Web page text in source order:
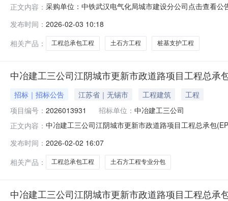
正文内容： 采购单位：中铁武汉电气化局城市建设分公司点击查看
发布时间： 2026-02-03 10:18
相关产品：
工程总承包工程 土石方工程 桩基支护工程
中冶建工三公司江阴城市更新市政道路项目工程总承
招标｜招标公告 江苏省｜无锡市 工程建筑
工程
项目编号： 2026013931 招标单位： 中冶建工三公司
正文内容： 中冶建工三公司江阴城市更新市政道路项目工程总承包
内容详见招标文件。二、取得招标文件本次招标B（A/B
发布时间： 2026-02-02 16:07
相关产品：
工程总承包工程 土石方工程专业分包
中冶建工三公司江阴城市更新市政道路项目工程总